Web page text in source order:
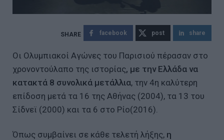
facebook post share
Οι Ολυμπιακοί Αγώνες του Παρισιού πέρασαν στο
χρονοντούλαπο της ιστορίας, με την Ελλάδα να
κατακτά 8 συνολικά μετάλλια, την 4η καλύτερη
επίδοση μετά τα 16 της Αθήνας (2004), τα 13 του
Σίδνεϊ (2000) και τα 6 στο Ρίο(2016).
Όπως συμβαίνει σε κάθε τελετή λήξης, η